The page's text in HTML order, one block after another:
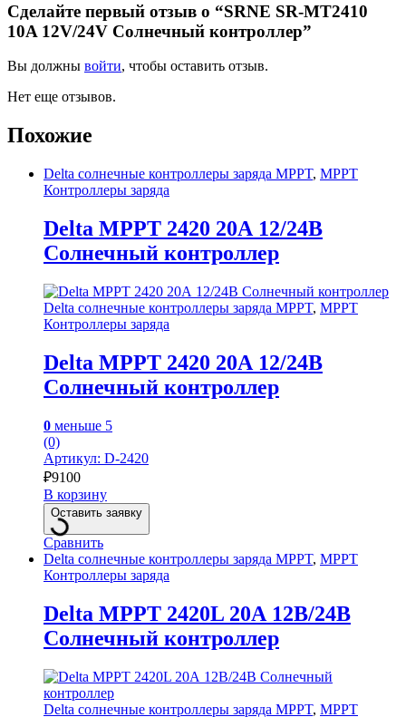
Сделайте первый отзыв о “SRNE SR-MT2410
10A 12V/24V Солнечный контроллер”
Вы должны войти, чтобы оставить отзыв.
Нет еще отзывов.
Похожие
Delta солнечные контроллеры заряда MPPT, MPPT
Контроллеры заряда
Delta MPPT 2420 20А 12/24В
Солнечный контроллер
Delta солнечные контроллеры заряда MPPT, MPPT
Контроллеры заряда
Delta MPPT 2420 20А 12/24В
Солнечный контроллер
0 меньше 5
(0)
Артикул: D-2420
₽9100
В корзину
Оставить заявку
Сравнить
Delta солнечные контроллеры заряда MPPT, MPPT
Контроллеры заряда
Delta MPPT 2420L 20А 12В/24В
Солнечный контроллер
Delta солнечные контроллеры заряда MPPT, MPPT